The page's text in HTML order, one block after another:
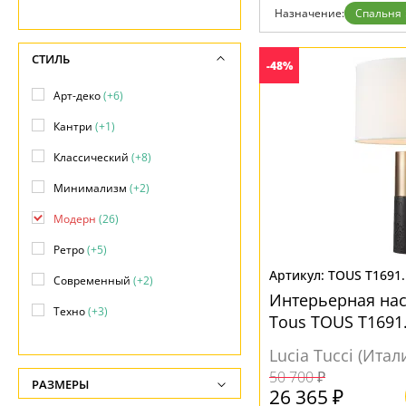
Бренды
Контакты
Назначение: Спальня
-48%
TOUS
Интерьерная
Tous TOUS
Lucia Tucci
50 700 ₽
26 365 ₽
СТИЛЬ
Арт-деко(+6)
Кантри (+1)
Классический (+8)
Минимализм (+2)
Модерн (26)
Ретро(+5)
Современный (+2)
Техно(+3)
РАЗМЕРЫ